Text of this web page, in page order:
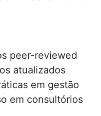
peer-reviewed
atualizados
em gestão
em consultórios